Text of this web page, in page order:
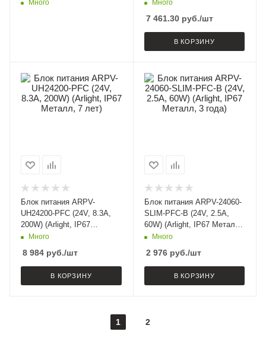
Много Много
7 461.30руб./шт
В КОРЗИНУ
Блок питания ARPV-
UH24200-PFC (24V, 8.3A,
200W) (Arlight, IP67
Металл, 7 лет)
Много
8 984 руб./шт
В КОРЗИНУ
Блок питания ARPV-24060-
SLIM-PFC-B (24V, 2.5A,
60W) (Arlight, IP67 Металл,
3 года)
Много
2 976руб./шт
В КОРЗИНУ
1 2